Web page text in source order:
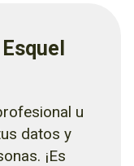
u
datos y
¡Es